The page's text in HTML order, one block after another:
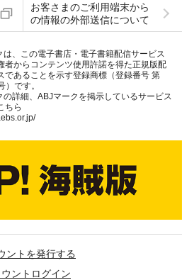
お客さまのご利用端末から
の情報の外部送信について
は、この電子書店・電子書籍配信サービス
者からコンテンツ使用許諾を得た正規版配
であることを示す登録商標（登録番号 第
）です。
の詳細、ABJマークを掲示しているサービス
ちら
ントを発行する
ントログイン